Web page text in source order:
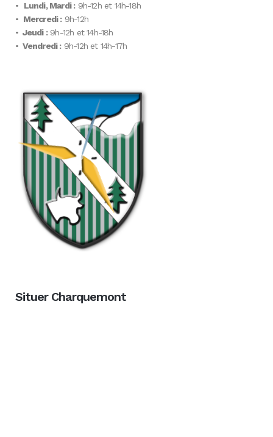
• Lundi, Mardi :9h-12h et 14h-18h
• Mercredi :9h-12h
• Jeudi :9h-12h et 14h-18h
• Vendredi :9h-12h et 14h-17h
Situer Charquemont